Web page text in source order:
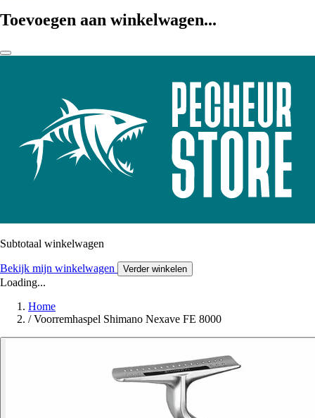
Toevoegen aan winkelwagen...
Subtotaal winkelwagen
Bekijk mijn winkelwagen Verder winkelen
Loading...
Home
/ Voorremhaspel Shimano Nexave FE 8000